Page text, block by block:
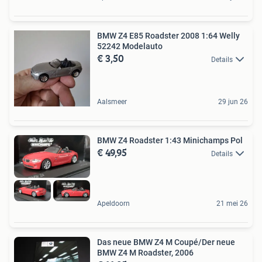
BMW Z4 E85 Roadster 2008 1:64 Welly
52242 Modelauto
€ 3,50 Details
Aalsmeer 29 jun 26
BMW Z4 Roadster 1:43 Minichamps Pol
€ 49,95 Details
Apeldoorn 21 mei 26
Das neue BMW Z4 M Coupé/Der neue
BMW Z4 M Roadster, 2006